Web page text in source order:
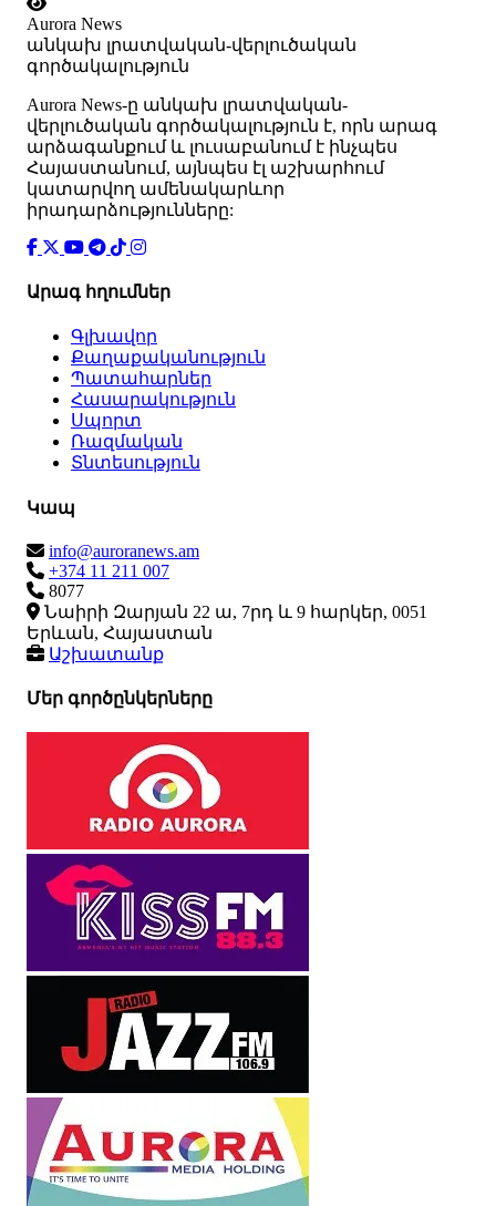
Aurora News
անկախ լրատվական-վերլուծական
գործակալություն
Аurora News-ը անկախ լրատվական-
վերլուծական գործակալություն է, որն արագ
արձագանքում և լուսաբանում է ինչպես
Հայաստանում, այնպես էլ աշխարհում
կատարվող ամենակարևոր
իրադարձությունները:
Արագ հղումներ
Գլխավոր
Քաղաքականություն
Պատահարներ
Հասարակություն
Սպորտ
Ռազմական
Տնտեսություն
Կապ
info@auroranews.am
+374 11 211 007
8077
Նաիրի Զարյան 22 ա, 7րդ և 9 հարկեր, 0051
Երևան, Հայաստան
Աշխատանք
Մեր գործընկերները